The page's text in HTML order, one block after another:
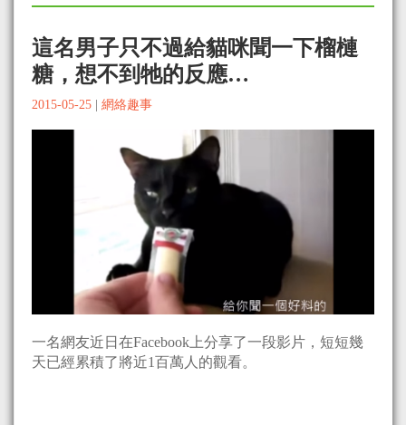
這名男子只不過給貓咪聞一下榴槤
糖，想不到牠的反應…
2015-05-25 網絡趣事
一名網友近日在Facebook上分享了一段影片，短短幾
天已經累積了將近1百萬人的觀看。